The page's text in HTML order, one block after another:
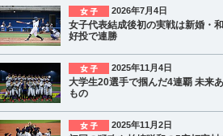
2026年7月4日
女子代表結成後初の実戦は新婚・
好投で連勝
2025年11月4日
大学生20選手で掴んだ4連覇 未来
もの
2025年11月2日